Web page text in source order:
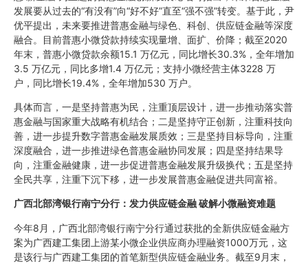
发展要从过去的“有没有”向“好不好”直至“强不强”转变。基于此，尹
优平提出，未来要推进普惠金融与绿色、科创、供应链金融等深度
融合。目前普惠小微贷款持续实现量增、面扩、价降；截至2020
年末，普惠小微贷款余额15.1 万亿元，同比增长30.3%，全年增加
3.5 万亿元，同比多增1.4 万亿元；支持小微经营主体3228 万
户，同比增长19.4%，全年增加530 万户。
具体而言，一是坚持普惠为民，注重顶层设计，进一步推动落实普
惠金融与国家重大战略有机结合；二是坚持守正创新，注重科技向
善，进一步提升数字普惠金融发展质效；三是坚持目标导向，注重
深度融合，进一步推进绿色普惠金融协同发展；四是坚持结果导
向，注重金融健康，进一步促进普惠金融发展升级换代；五是坚持
全民共享，注重下沉下移，进一步发展普惠金融促进共同富裕。
广西北部湾银行南宁分行：发力供应链金融 破解小微融资难题
今年8月，广西北部湾银行南宁分行通过获批的全新供应链金融方
案为广西建工集团上游某小微企业供应商办理融资1000万元，这
是该行与广西建工集团的首笔新型供应链金融业务。截至9月末，